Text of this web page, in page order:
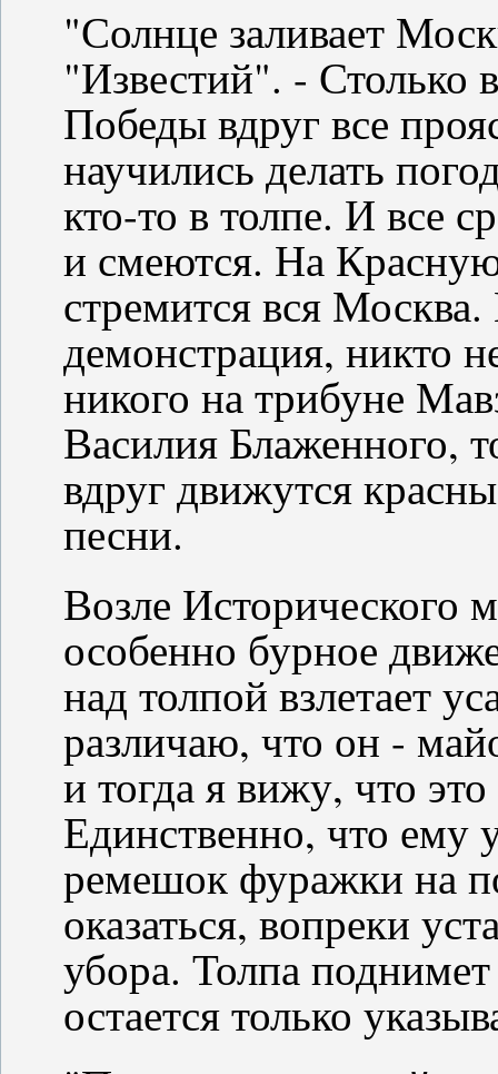
"Солнце заливает
"Известий". - Столько
Победы вдруг все
научились делать
кто-то в толпе. И все
и смеются. На
стремится вся
демонстрация, никто
никого на трибуне
Василия Блаженного,
вдруг движутся
песни.
Возле Исторического
особенно бурное
над толпой взлетает
различаю, что он -
и тогда я вижу, что
Единственно, что ему
ремешок фуражки на
оказаться, вопреки
убора. Толпа
остается только